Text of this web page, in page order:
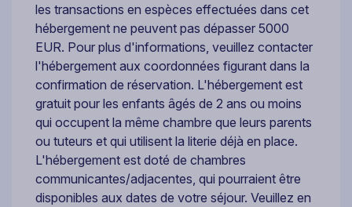
les transactions en espèces effectuées dans cet
hébergement ne peuvent pas dépasser 5000
EUR. Pour plus d'informations, veuillez contacter
l'hébergement aux coordonnées figurant dans la
confirmation de réservation. L'hébergement est
gratuit pour les enfants âgés de 2 ans ou moins
qui occupent la même chambre que leurs parents
ou tuteurs et qui utilisent la literie déjà en place.
L'hébergement est doté de chambres
communicantes/adjacentes, qui pourraient être
disponibles aux dates de votre séjour. Veuillez en